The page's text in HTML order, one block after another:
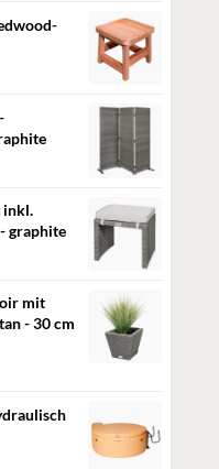
inkl.
graphite
mit
- 30 cm